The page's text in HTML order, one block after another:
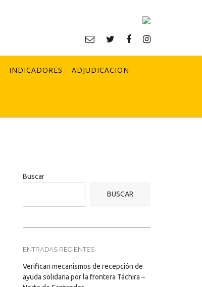
INDICADORES ADJUDICACION
Buscar
BUSCAR
ENTRADAS RECIENTES
Verifican mecanismos de recepción de
ayuda solidaria por la frontera Táchira –